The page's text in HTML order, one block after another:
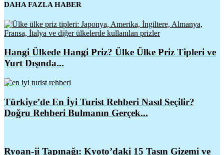
DAHA FAZLA HABER
Hangi Ülkede Hangi Priz? Ülke Ülke Priz Tipleri ve
Yurt Dışında...
Türkiye’de En İyi Turist Rehberi Nasıl Seçilir?
Doğru Rehberi Bulmanın Gerçek...
Ryoan-ji Tapınağı: Kyoto’daki 15 Taşın Gizemi ve